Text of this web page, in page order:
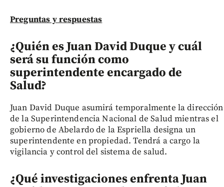
Preguntas y respuestas
¿Quién es Juan David Duque y cuál
será su función como
superintendente encargado de
Salud?
Juan David Duque asumirá temporalmente la dirección
de la Superintendencia Nacional de Salud mientras el
gobierno de Abelardo de la Espriella designa un
superintendente en propiedad. Tendrá a cargo la
vigilancia y control del sistema de salud.
¿Qué investigaciones enfrenta Juan